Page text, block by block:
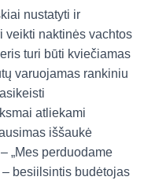
nustatyti ir
veikti naktinės vachtos
turi būti kviečiamas
varuojamas rankiniu
atliekami
iššaukė
„Mes perduodame
besiilsintis budėtojas